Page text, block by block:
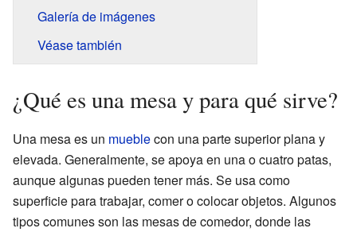
Galería de imágenes
Véase también
¿Qué es una mesa y para qué sirve?
Una mesa es un mueblecon una parte superior plana y
elevada. Generalmente, se apoya en una o cuatro patas,
aunque algunas pueden tener más. Se usa como
superficie para trabajar, comer o colocar objetos. Algunos
tipos comunes son las mesas de comedor, donde las